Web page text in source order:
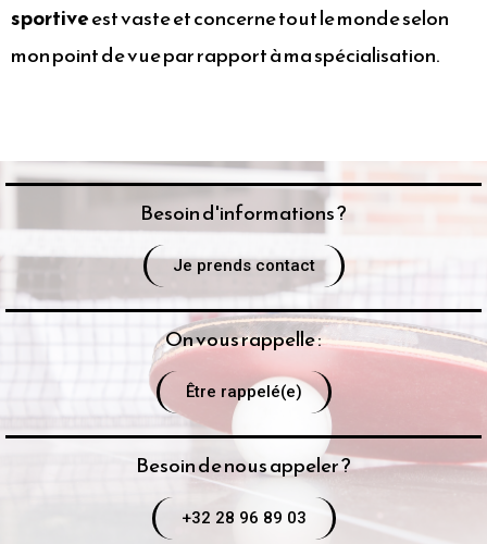
sportiveest vaste et concerne tout le monde selon
mon point de vue par rapport à ma spécialisation.
Besoin d'informations ?
Je prends contact
On vous rappelle :
Être rappelé(e)
Besoin de nous appeler ?
+32 28 96 89 03